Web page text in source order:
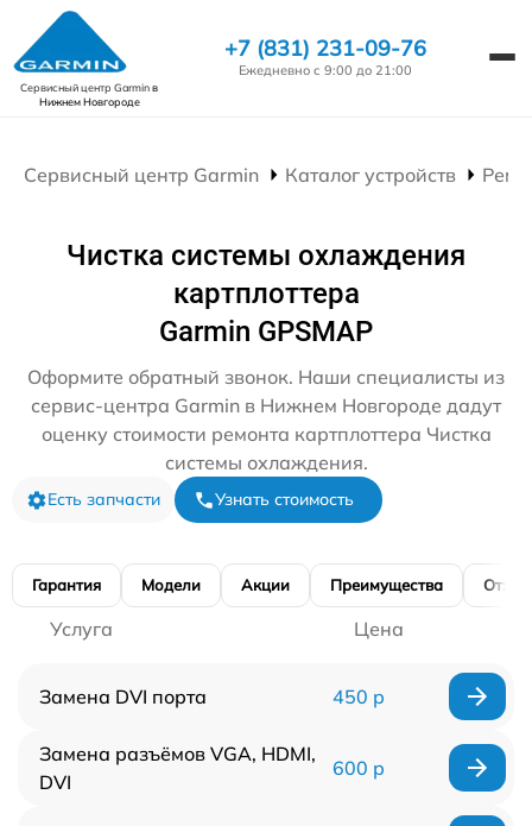
Сервисный центр Garminв
Нижнем Новгороде
+7 (831) 231-09-76
Ежедневно с 9:00 до 21:00
Сервисный центр Garmin Каталог устройств
Чистка системы охлаждения
картплоттера
Garmin GPSMAP
Оформите обратный звонок. Наши специалисты из
сервис-центра Garmin в Нижнем Новгороде дадут
оценку стоимости ремонта картплоттера Чистка
системы охлаждения.
Есть запчасти Узнать стоимость
Гарантия Модели Акции Преимущества
Услуга Цена
Замена DVI порта 450 р
Замена разъёмов VGA, HDMI,
DVI
600 р